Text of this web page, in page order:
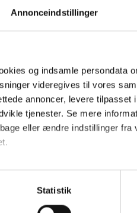
Annonceindstillinger
og indsamle persondata
videregives til vores
annoncer, levere tilpasset
tjenester. Se mere
eller ændre indstillinger fra
nøjagtig inden for få meter
karakteristika (fingerprinting)
Statistik
Realityportalen.dk